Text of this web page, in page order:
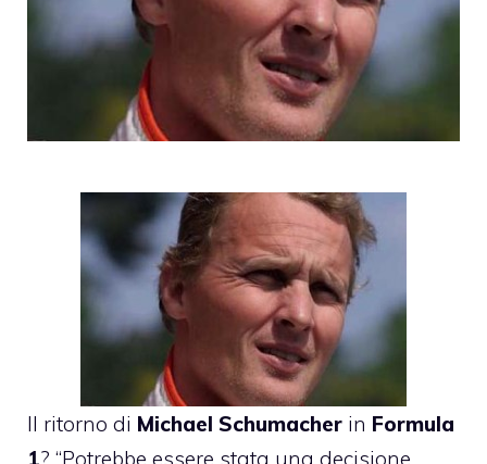
Il ritorno di Michael Schumacher in Formula
1? “Potrebbe essere stata una decisione